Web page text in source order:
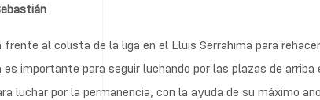
frente al colista de la liga en el Lluis Serrahima para
importante para seguir luchando por las plazas de
luchar por la permanencia, con la ayuda de su máximo